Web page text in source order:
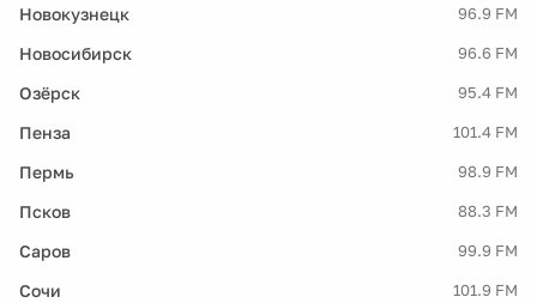
Новокузнецк 96.9 FM
Новосибирск 96.6 FM
Озёрск 95.4 FM
Пенза 101.4 FM
Пермь 98.9 FM
Псков 88.3 FM
Саров 99.9 FM
Сочи 101.9 FM